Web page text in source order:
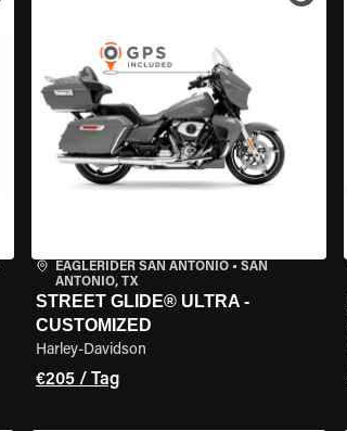
EAGLERIDER SAN ANTONIO• SAN
ANTONIO, TX
STREET GLIDE® ULTRA -
CUSTOMIZED
Harley-Davidson
€205 / Tag